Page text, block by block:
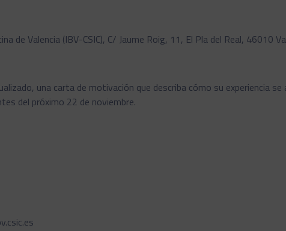
de Valencia (IBV-CSIC), C/ Jaume Roig, 11, El Pla del Real, 46010
una carta de motivación que describa cómo su experiencia
del próximo 22 de noviembre.